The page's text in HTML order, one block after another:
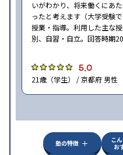
いがわかり、将来働くにあ
ったと考えます（大学受験
授業・指導。利用した主な
別、自習・自立。回答時期
5.0
21歳（学生） / 京都府 男性
塾の特徴
こ
お